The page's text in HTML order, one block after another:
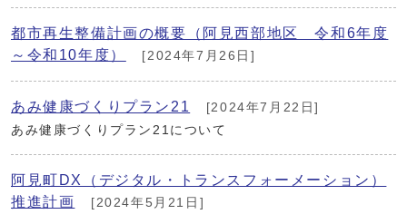
都市再生整備計画の概要（阿見西部地区 令和6年度
～令和10年度）
[2024年7月26日]
あみ健康づくりプラン21
[2024年7月22日]
あみ健康づくりプラン21について
阿見町DX（デジタル・トランスフォーメーション）
推進計画
[2024年5月21日]